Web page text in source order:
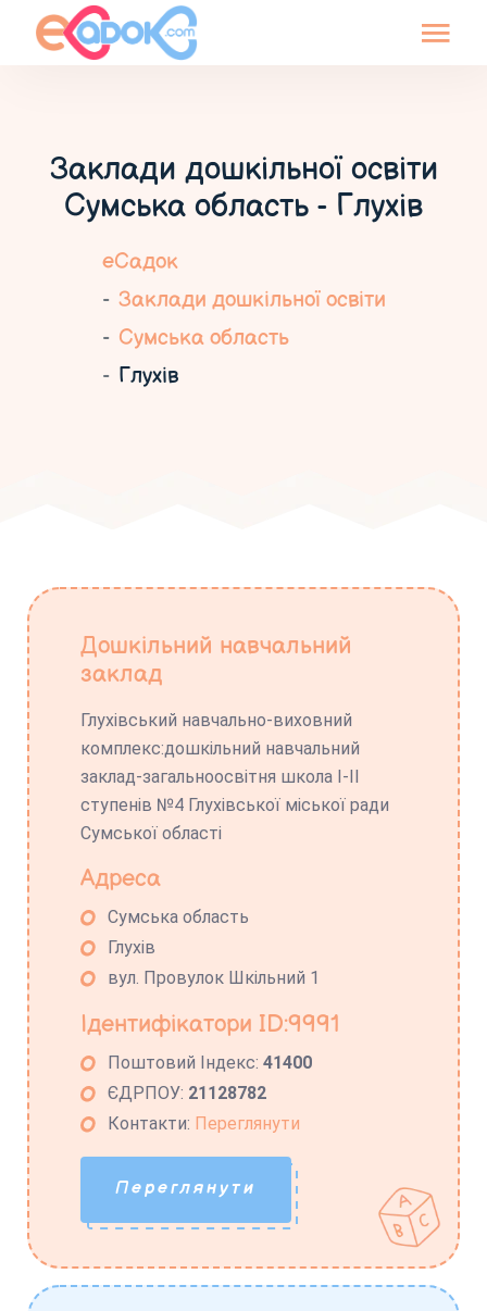
Заклади дошкільної освіти
Сумська область - Глухів
еСадок
Заклади дошкільної освіти
Сумська область
Глухів
Дошкільний навчальний
заклад
Глухівський навчально-виховний
комплекс:дошкільний навчальний
заклад-загальноосвітня школа І-ІІ
ступенів №4 Глухівської міської ради
Сумської області
Адреса
Сумська область
Глухів
вул. Провулок Шкільний 1
Ідентифікатори ID:9991
Поштовий Індекс:41400
ЄДРПОУ: 21128782
Контакти: Переглянути
Переглянути